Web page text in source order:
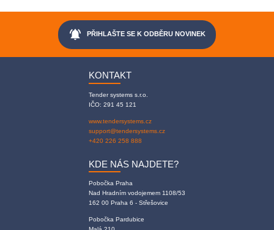
notifications_active PŘIHLAŠTE SE K ODBĚRU NOVINEK
KONTAKT
Tender systems s.r.o.
IČO: 291 45 121
www.tendersystems.cz
support@tendersystems.cz
+420 226 258 888
KDE NÁS NAJDETE?
Pobočka Praha
Nad Hradním vodojemem 1108/53
162 00 Praha 6 - Střešovice
Pobočka Pardubice